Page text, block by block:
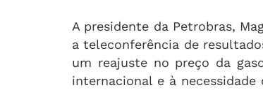
A presidente da Petrobras,
a teleconferência de
um reajuste no preço da
internacional e à